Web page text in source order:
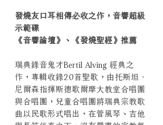
發燒友口耳相傳必收之作，音響超級
示範碟
《音響論壇》、《發燒聖經》推薦
瑞典錄音鬼才Bertil Alving 經典之
作，專輯收錄20首聖歌，由托斯坦．
尼爾森指揮斯德歌爾摩大教堂合唱團
與合唱團，兒童合唱團將瑞典宗教歌
曲以民歌形式唱出，在管風琴、吉他